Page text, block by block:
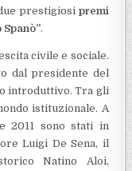
prestigiosi premi
.
civile e sociale.
dal presidente del
introduttivo. Tra gli
istituzionale. A
2011 sono stati in
Luigi De Sena, il
Natino Aloi,